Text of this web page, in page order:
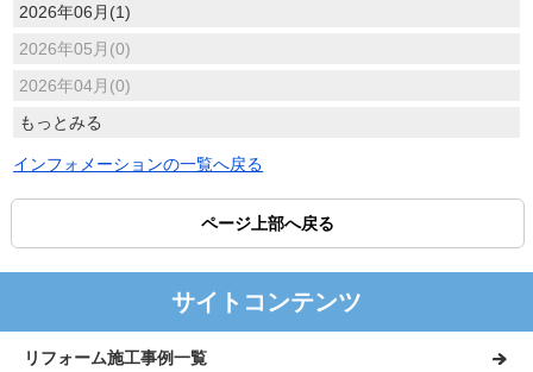
2026年06月(1)
2026年05月(0)
2026年04月(0)
もっとみる
インフォメーションの一覧へ戻る
ページ上部へ戻る
サイトコンテンツ
リフォーム施工事例一覧